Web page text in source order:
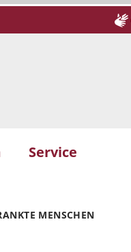
Service
MENSCHEN